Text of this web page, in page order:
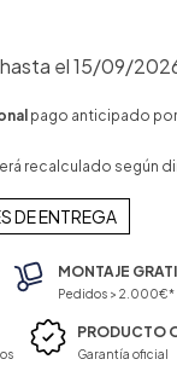
el 15/09/
pago anticipado
recalculado según
DE ENTREGA
MONTAJE
Pedidos > 2.000€*
PRODUCTO
Garantía oficial